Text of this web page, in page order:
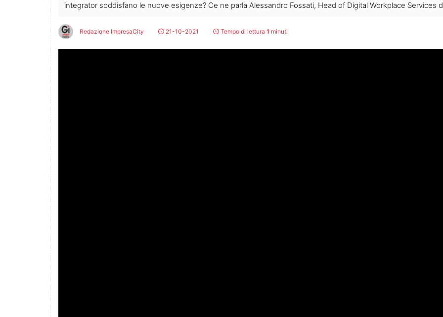
integrator soddisfano le nuove esigenze? Ce ne parla Alessandro Fossati, Head of Digital Workplace Services
Redazione ImpresaCity 21-10-2021 Tempo di lettura 1 minuti